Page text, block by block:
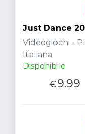
Just Dance
Videogiochi -
Italiana
Disponibile
€9.99